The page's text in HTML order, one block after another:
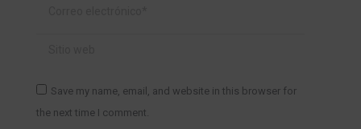
Save my name, email, and website in this browser for
the next time I comment.